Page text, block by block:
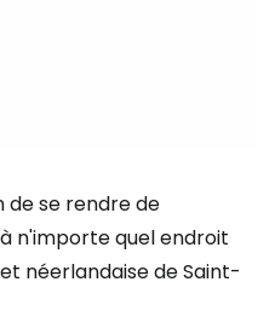
de se rendre de
n'importe quel endroit
néerlandaise de Saint-